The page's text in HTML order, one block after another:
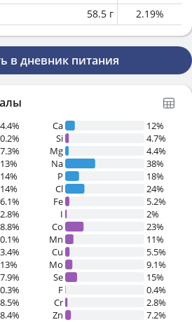
58.5 г 2.19%
в дневник питания
4.4%
0.2%
7.3%
13%
14%
14%
6.1%
2.8%
8.8%
0.1%
3.4%
13%
7.9%
0.3%
8.5%
8.4%
Ca
12%
Si
4.7%
Mg
4.4%
Na
38%
P
18%
Cl
24%
Fe
5.2%
I
2%
Co
23%
Mn
11%
Cu
5.5%
Mo
9.1%
Se
15%
F
0.4%
Cr
2.8%
Zn
7.2%